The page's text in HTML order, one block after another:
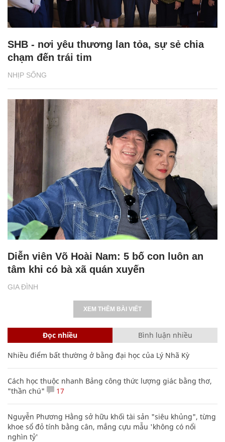
NHỊP SỐNG
SHB - nơi yêu thương lan tỏa, sự sẻ chia
chạm đến trái tim
GIA ĐÌNH
Diễn viên Võ Hoài Nam: 5 bố con luôn an
tâm khi có bà xã quán xuyến
XEM THÊM BÀI VIẾT
Đọc nhiều Bình luận nhiều
Nhiều điểm bất thường ở bằng đại học của Lý Nhã Kỳ
Cách học thuộc nhanh Bảng công thức lượng giác bằng thơ,
"thần chú"
17
Nguyễn Phương Hằng sở hữu khối tài sản "siêu khủng", từng
khoe sổ đỏ tính bằng cân, mắng cựu mẫu 'không có nổi
nghìn tỷ'